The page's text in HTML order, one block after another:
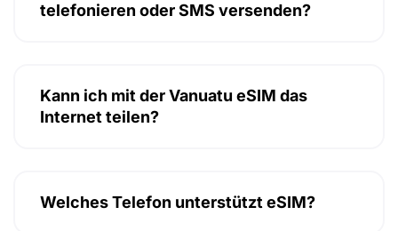
telefonieren oder SMS versenden?
Kann ich mit der Vanuatu eSIM das
Internet teilen?
Welches Telefon unterstützt eSIM?